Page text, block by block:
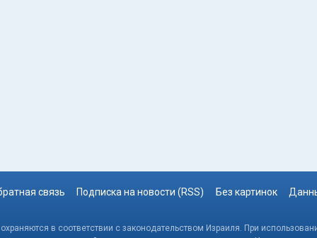
связь Подписка на новости (RSS) Без картинок
в соответствии с законодательством Израиля. При